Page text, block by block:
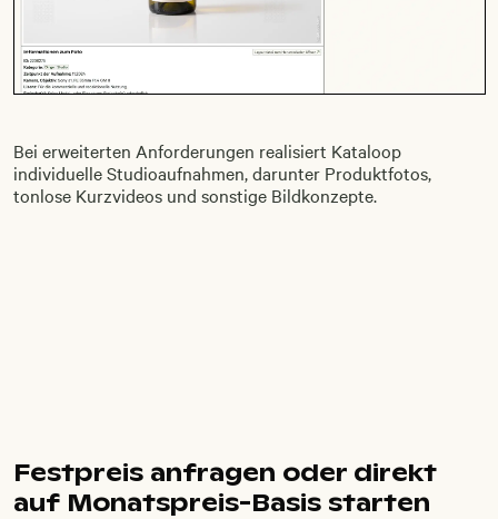
Bei erweiterten Anforderungen realisiert Kataloop
individuelle Studioaufnahmen, darunter Produktfotos,
tonlose Kurzvideos und sonstige Bildkonzepte.
Festpreis anfragen oder direkt
auf Monatspreis-Basis starten